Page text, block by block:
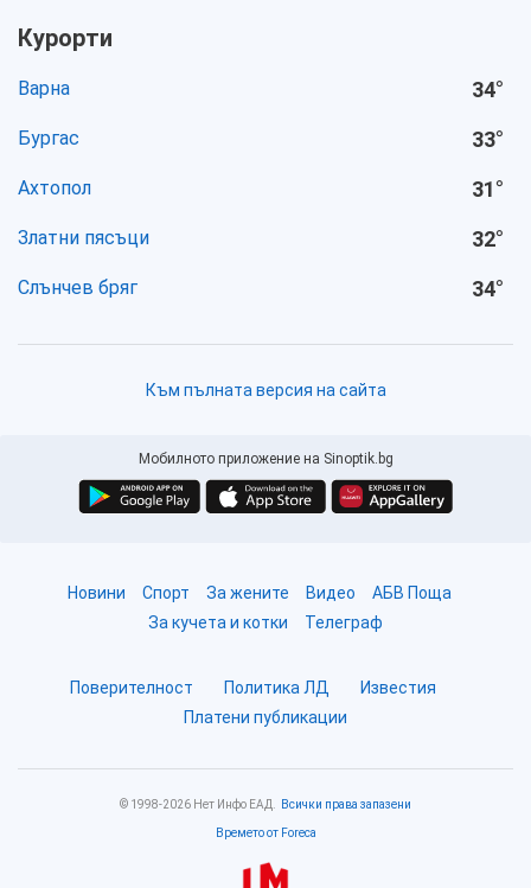
Курорти
Варна 34°
Бургас 33°
Ахтопол 31°
Златни пясъци 32°
Слънчев бряг 34°
Към пълната версия на сайта
Мобилното приложение на Sinoptik.bg
Новини Спорт За жените Видео
АБВ Поща
За кучета и котки
Телеграф
Поверителност Политика ЛД
Известия
Платени публикации
© 1998-2026 Нет Инфо ЕАД. Всички права запазени
Времето от Foreca